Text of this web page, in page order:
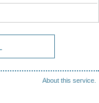
About this service.